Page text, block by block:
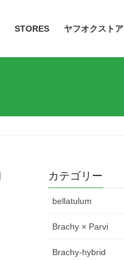
STORES ヤフオクストア
カテゴリー
bellatulum
Brachy × Parvi
Brachy-hybrid